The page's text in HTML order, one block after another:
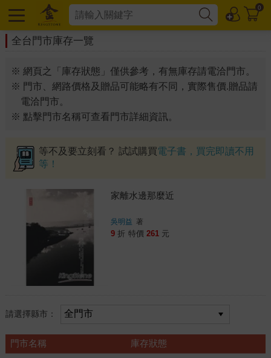
0
全台門市庫存一覽
※ 網頁之「庫存狀態」僅供參考，有無庫存請電洽門市。
※ 門市、網路價格及贈品可能略有不同，實際售價.贈品請
電洽門市。
※ 點擊門市名稱可查看門市詳細資訊。
等不及要立刻看？ 試試購買電子書，買完即讀不用
等！
家離水邊那麼近
吳明益 著
9 折 特價 261 元
請選擇縣市：
門市名稱 庫存狀態